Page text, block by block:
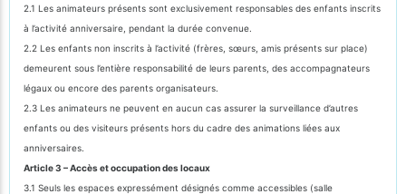
2.1 Les animateurs présents sont exclusivement responsables des enfants inscrits
à l’activité anniversaire, pendant la durée convenue.
2.2 Les enfants non inscrits à l’activité (frères, sœurs, amis présents sur place)
demeurent sous l’entière responsabilité de leurs parents, des accompagnateurs
légaux ou encore des parents organisateurs.
2.3 Les animateurs ne peuvent en aucun cas assurer la surveillance d’autres
enfants ou des visiteurs présents hors du cadre des animations liées aux
anniversaires.
Article 3 – Accès et occupation des locaux
3.1 Seuls les espaces expressément désignés comme accessibles (salle